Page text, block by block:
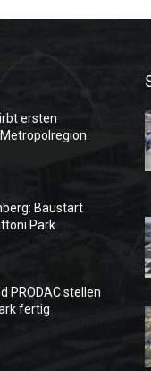
ersten
Baustart
Park
PRODAC stellen
fertig